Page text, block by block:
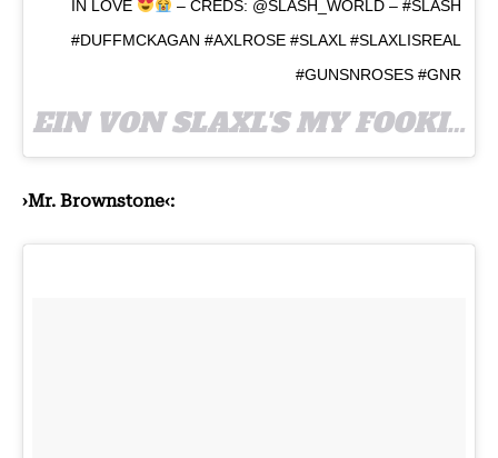
IN LOVE
– CREDS: @SLASH_WORLD – #SLASH
#DUFFMCKAGAN #AXLROSE #SLAXL #SLAXLISREAL
#GUNSNROSES #GNR
EIN VON SLAXL'S MY FOOKIN OTP
›Mr. Brownstone‹: